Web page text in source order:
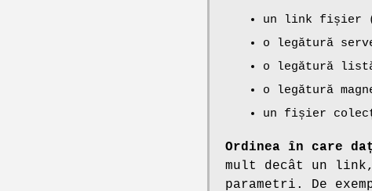
un link fișier
o legătură
o legătură
o legătură
un fișier
Ordinea în care
mult decât un
parametri. De